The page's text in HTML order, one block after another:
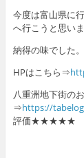
今度は富山県に
へ行こうと思いま
納得の味でした。
HPはこちら⇒
八重洲地下街の
⇒https://
評価★★★★★